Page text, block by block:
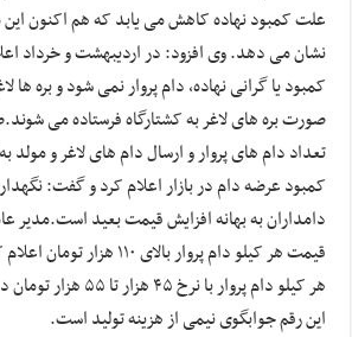
علت کمبود نهاده کاهش می یابد که هم اکنون این
نشان می دهد. وی افزود: در اردیبهشت و خرداد
کمبود یا گرانی نهاده، دام پروار نمی شود و بره ها
صورت بره های لاغر به کشتارگاه فرستاده می
تعداد دام های پروار و ارسال دام های لاغر و مولد
کمبود عرضه دام در بازار اعلام کرد و گفت:
دامداران به بهانه افزایش قیمت بعید است.مدیر
قیمت هر کیلو دام پروار بالای
هر کیلو دام پروار با
این رقم جوابگوی نیمی از هزینه تولید است.